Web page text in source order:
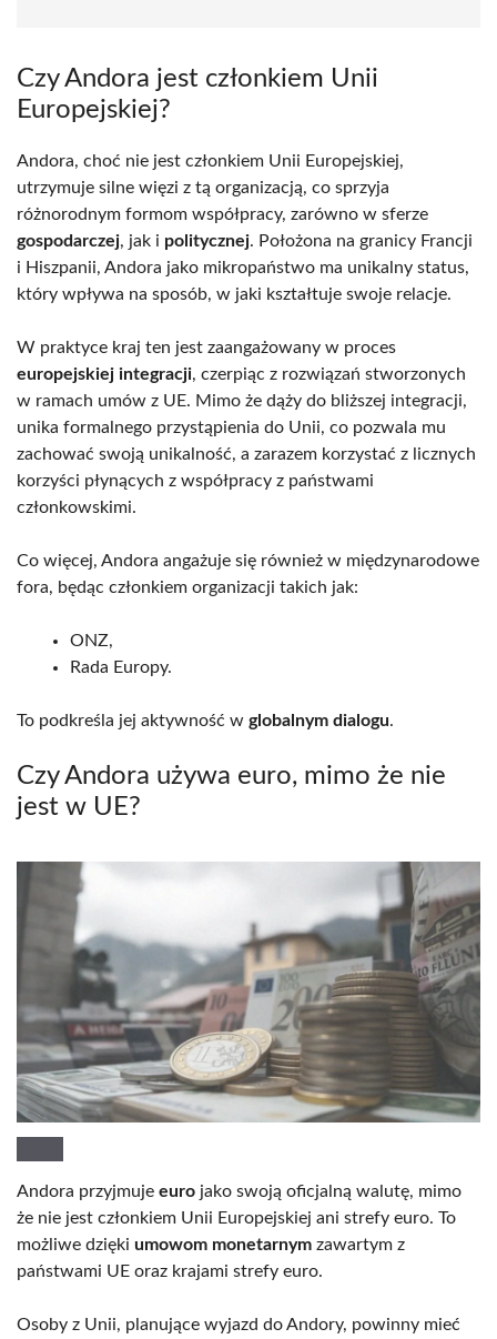
Czy Andora jest członkiem Unii
Europejskiej?
Andora, choć nie jest członkiem Unii Europejskiej,
utrzymuje silne więzi z tą organizacją, co sprzyja
różnorodnym formom współpracy, zarówno w sferze
gospodarczej, jak i politycznej. Położona na granicy Francji
i Hiszpanii, Andora jako mikropaństwo ma unikalny status,
który wpływa na sposób, w jaki kształtuje swoje relacje.
W praktyce kraj ten jest zaangażowany w proces
europejskiej integracji, czerpiąc z rozwiązań stworzonych
w ramach umów z UE. Mimo że dąży do bliższej integracji,
unika formalnego przystąpienia do Unii, co pozwala mu
zachować swoją unikalność, a zarazem korzystać z licznych
korzyści płynących z współpracy z państwami
członkowskimi.
Co więcej, Andora angażuje się również w międzynarodowe
fora, będąc członkiem organizacji takich jak:
ONZ,
Rada Europy.
To podkreśla jej aktywność w globalnym dialogu.
Czy Andora używa euro, mimo że nie
jest w UE?
Andora przyjmuje euro jako swoją oficjalną walutę, mimo
że nie jest członkiem Unii Europejskiej ani strefy euro. To
możliwe dzięki umowom monetarnym zawartym z
państwami UE oraz krajami strefy euro.
Osoby z Unii, planujące wyjazd do Andory, powinny mieć